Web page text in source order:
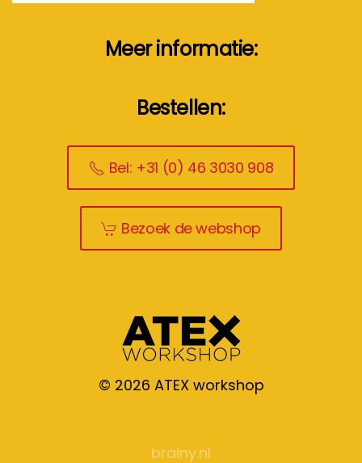
Meer informatie:
Bestellen:
Bel: +31 (0) 46 3030 908
Bezoek de webshop
© 2026 ATEX workshop
brainy.nl